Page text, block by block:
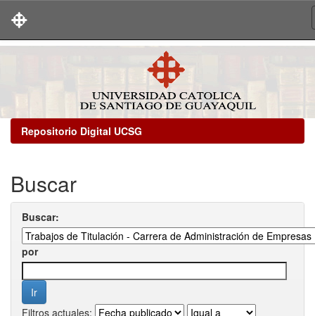
Repositorio Digital UCSG
Buscar
Buscar:
por
Filtros actuales: